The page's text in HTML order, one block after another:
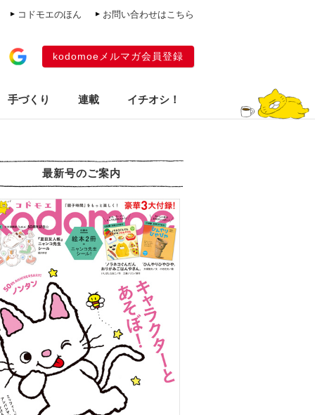
コドモエのほん お問い合わせはこちら
kodomoeメルマガ会員登録
手づくり 連載 イチオシ！
最新号のご案内